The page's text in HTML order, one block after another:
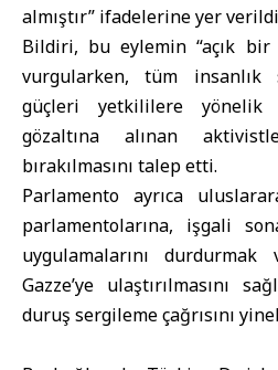
almıştır” ifadelerine yer
Bildiri, bu eylemin “açık bir
vurgularken, tüm insanlık
güçleri yetkililere yönelik
gözaltına alınan
bırakılmasını talep etti.
Parlamento ayrıca
parlamentolarına, işgali
uygulamalarını durdurmak
Gazze’ye ulaştırılmasını
duruş sergileme çağrısını